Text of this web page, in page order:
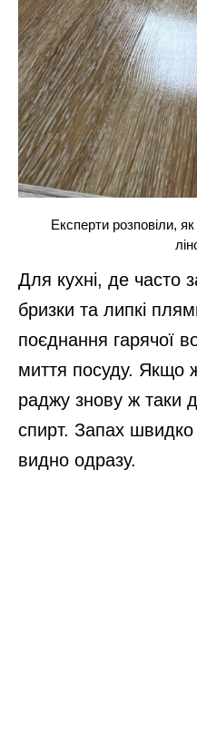
Експерти розповіли,
Для кухні, де часто
бризки та липкі
поєднання гарячої
миття посуду. Якщо
раджу знову ж таки
спирт. Запах швидко
видно одразу.